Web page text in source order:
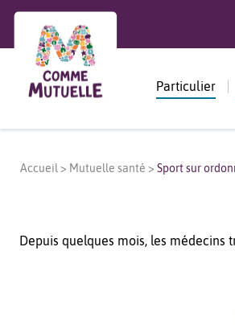
Particulier
Accueil > Mutuelle santé > Sport sur
Depuis quelques mois, les